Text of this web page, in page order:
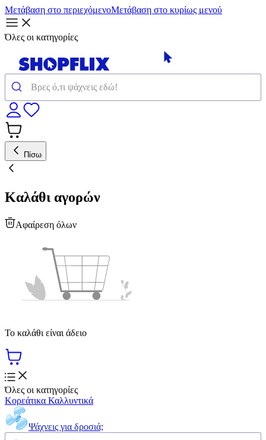
Μετάβαση στο περιεχόμενοΜετάβαση στο κυρίως μενού
Όλες οι κατηγορίες
Πίσω
Καλάθι αγορών
Αφαίρεση όλων
Το καλάθι είναι άδειο
Όλες οι κατηγορίες
Κορεάτικα Καλλυντικά
Ψάχνεις για δροσιά;